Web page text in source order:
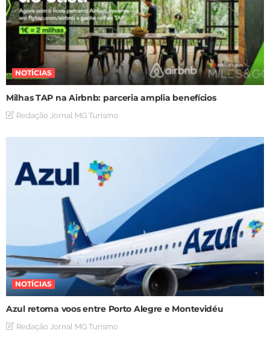
NOTÍCIAS
Milhas TAP na Airbnb: parceria amplia benefícios
Redação Jornal MG Turismo
NOTÍCIAS
Azul retoma voos entre Porto Alegre e Montevidéu
Redação Jornal MG Turismo